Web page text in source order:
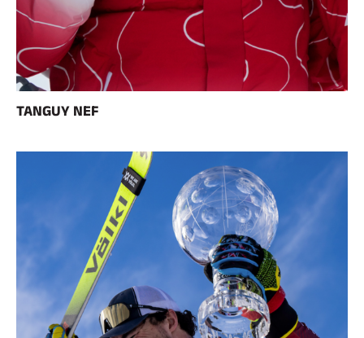
Kits completos
Cronómetros y transmisión
Transpondedores y bucles
Células y detección
Fotoacabado
Pantallas y reloj
Suite SkiNordic
Equestre Suite
Msports Suite
Scoreboard-Pro
MULTIDEPORTE
TANGUY NEF